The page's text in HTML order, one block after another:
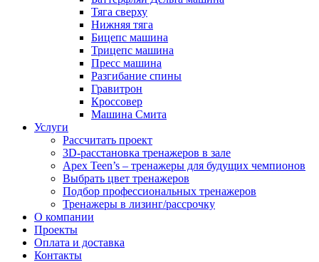
Тяга сверху
Нижняя тяга
Бицепс машина
Трицепс машина
Пресс машина
Разгибание спины
Гравитрон
Кроссовер
Машина Смита
Услуги
Рассчитать проект
3D-расстановка тренажеров в зале
Apex Teen’s – тренажеры для будущих чемпионов
Выбрать цвет тренажеров
Подбор профессиональных тренажеров
Тренажеры в лизинг/рассрочку
О компании
Проекты
Оплата и доставка
Контакты